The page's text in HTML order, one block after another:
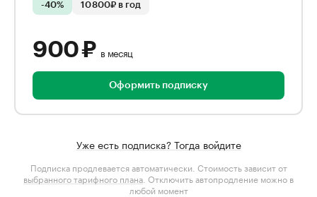
-40% 10 800₽ в год
900 ₽ в месяц
Оформить подписку
Уже есть подписка? Тогда войдите
Подписка продлевается автоматически. Стоимость зависит от
выбранного тарифного плана . Отключить автопродление можно в
любой момент